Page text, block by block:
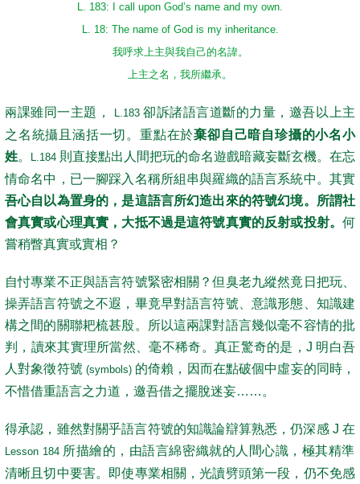
L. 183: I call upon God’s name and my own.
L. 18: The name of God is my inheritance.
我呼求上主與我自己的名諱。
上主之名，我所繼承。
兩課雖同一主題， L.183卻訴諸語言道斷的力量，邀吾以上主
之名統攝且涵括一切。重點在於棄卻自己暗自珍攝的小名小
姓。 L.184 則直接點出人間把玩的命名遊戲暗藏妄斷玄機。在忘
情命名中，已一腳踩入名稱所組串與羅織的語言系統中。其實
吾心自以為置身的，是這語言所幻造出來的符號幻境。所謂社
會真實或心理真實，大抵不過是這符號真實的反射或投射。 何
嘗稍瞥真實或實相？
自忖專業不正與語言符號緊密相關？但臭老九縱然竟日把玩、
操弄語言符號之不遐，畢竟早對語言符號、意識形態、知識建
構之間的關聯耙梳甚殷。所以這兩課對語言幾似毫不容情的批
判，讀來其實理所當然、毫不稀奇。真正驚奇的是，J 明白吾
人對象徵符號(symbols)的倚賴，因而在點破個中虛妄的同時，
不惜借重語言之力道，邀吾借之擺脫迷妄……。
得承認，雖然對關乎語言符號的知識論辯算熟悉，仍深感 J 在
Lesson 184所描繪的，由語言綿密織就的人間心識，極其精準
清晰且切中要害。即使專業相關，光讀劈頭第一段，仍不免感